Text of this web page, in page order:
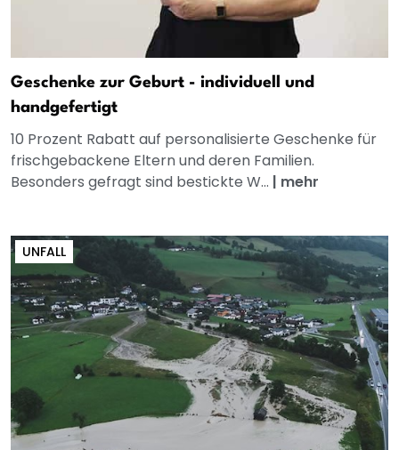
Geschenke zur Geburt - individuell und
handgefertigt
10 Prozent Rabatt auf personalisierte Geschenke für
frischgebackene Eltern und deren Familien.
Besonders gefragt sind bestickte W... | mehr
UNFALL